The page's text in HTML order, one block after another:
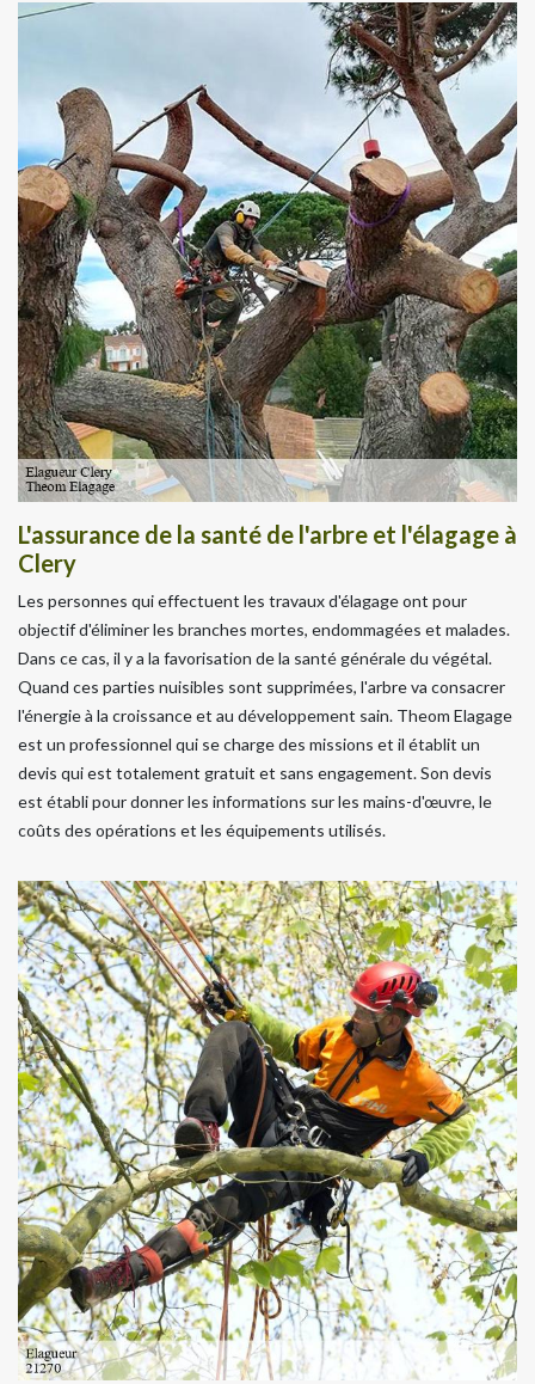
L'assurance de la santé de l'arbre et l'élagage à
Clery
Les personnes qui effectuent les travaux d'élagage ont pour
objectif d'éliminer les branches mortes, endommagées et malades.
Dans ce cas, il y a la favorisation de la santé générale du végétal.
Quand ces parties nuisibles sont supprimées, l'arbre va consacrer
l'énergie à la croissance et au développement sain. Theom Elagage
est un professionnel qui se charge des missions et il établit un
devis qui est totalement gratuit et sans engagement. Son devis
est établi pour donner les informations sur les mains-d'œuvre, le
coûts des opérations et les équipements utilisés.